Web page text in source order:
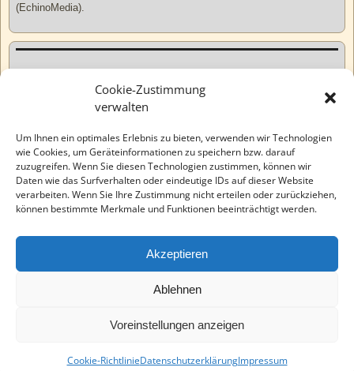
Cookie-Zustimmung
verwalten
Um Ihnen ein optimales Erlebnis zu bieten, verwenden wir Technologien
wie Cookies, um Geräteinformationen zu speichern bzw. darauf
zuzugreifen. Wenn Sie diesen Technologien zustimmen, können wir
Daten wie das Surfverhalten oder eindeutige IDs auf dieser Website
verarbeiten. Wenn Sie Ihre Zustimmung nicht erteilen oder zurückziehen,
können bestimmte Merkmale und Funktionen beeinträchtigt werden.
Akzeptieren
Ablehnen
Voreinstellungen anzeigen
Cookie-RichtlinieDatenschutzerklärungImpressum
(EchinoMedia).
Varia
- Weaver Xtreme Theme Datenschutzerklärung